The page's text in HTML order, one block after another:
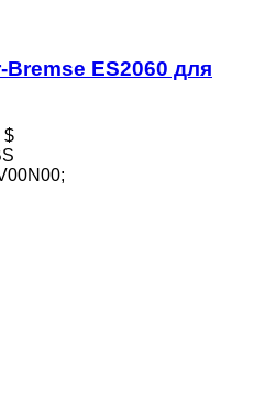
ES2060 для
$